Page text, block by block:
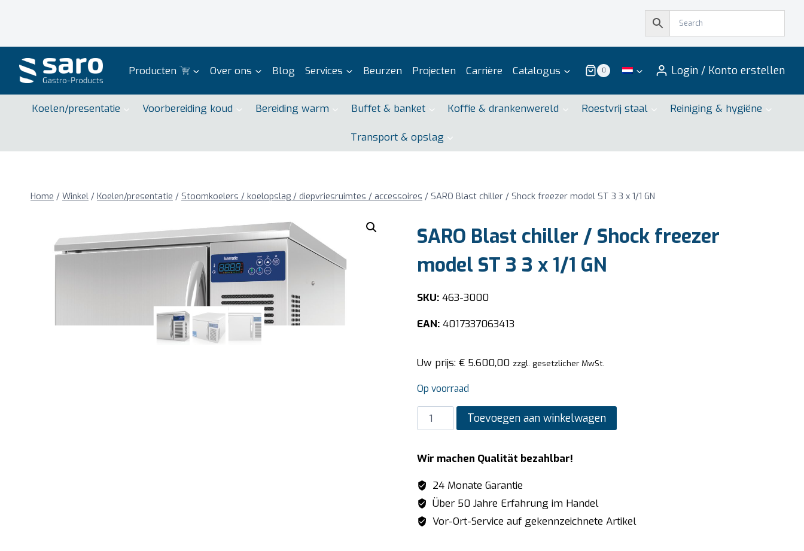
Producten Over ons Blog Services Beurzen Projecten Carrière Catalogus 0 Login / Konto erstellen
Koelen/presentatie Voorbereiding koud Bereiding warm Buffet & banket Koffie & drankenwereld Roestvrij staal Reiniging & hygiëne
Transport & opslag
Home / Winkel / Koelen/presentatie / Stoomkoelers / koelopslag / diepvriesruimtes / accessoires / SARO Blast chiller / Shock freezer model ST 3 3 x 1/1 GN
SARO Blast chiller / Shock freezer
model ST 3 3 x 1/1 GN
SKU:463-3000
EAN:4017337063413
Uw prijs: €5.600,00 zzgl. gesetzlicher MwSt.
Op voorraad
SARO
Blast
/
Shock
freezer
model
ST
Toevoegen aan winkelwagen
Wir machen Qualität bezahlbar!
24 Monate Garantie
Über 50 Jahre Erfahrung im Handel
Vor-Ort-Service auf gekennzeichnete Artikel